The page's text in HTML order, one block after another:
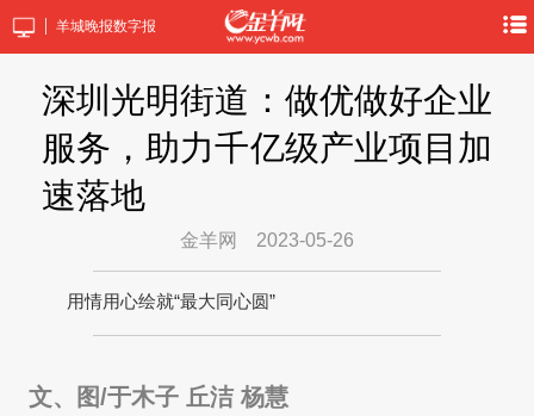
羊城晚报数字报
深圳光明街道：做优做好企业
服务，助力千亿级产业项目加
速落地
金羊网 2023-05-26
用情用心绘就“最大同心圆”
文、图/于木子 丘洁 杨慧